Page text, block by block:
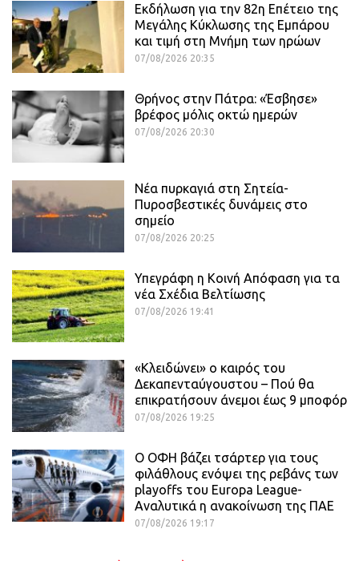
Εκδήλωση για την 82η Επέτειο της
Μεγάλης Κύκλωσης της Εμπάρου
και τιμή στη Μνήμη των ηρώων
07/08/2026 20:35
Θρήνος στην Πάτρα: «Έσβησε»
βρέφος μόλις οκτώ ημερών
07/08/2026 20:30
Νέα πυρκαγιά στη Σητεία-
Πυροσβεστικές δυνάμεις στο
σημείο
07/08/2026 20:25
Υπεγράφη η Κοινή Απόφαση για τα
νέα Σχέδια Βελτίωσης
07/08/2026 19:41
«Κλειδώνει» ο καιρός του
Δεκαπενταύγουστου – Πού θα
επικρατήσουν άνεμοι έως 9 μποφόρ
07/08/2026 19:25
Ο ΟΦΗ βάζει τσάρτερ για τους
φιλάθλους ενόψει της ρεβάνς των
playoffs του Europa League-
Αναλυτικά η ανακοίνωση της ΠΑΕ
07/08/2026 19:17